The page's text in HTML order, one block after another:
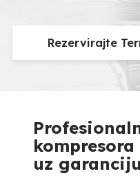
Rezervirajte
uz garanciju